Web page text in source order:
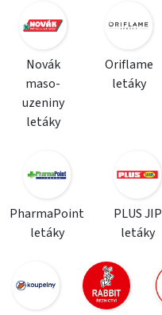
Novák
maso-
uzeniny
letáky
Oriflame
letáky
PharmaPoint
letáky
PLUS JIP
letáky